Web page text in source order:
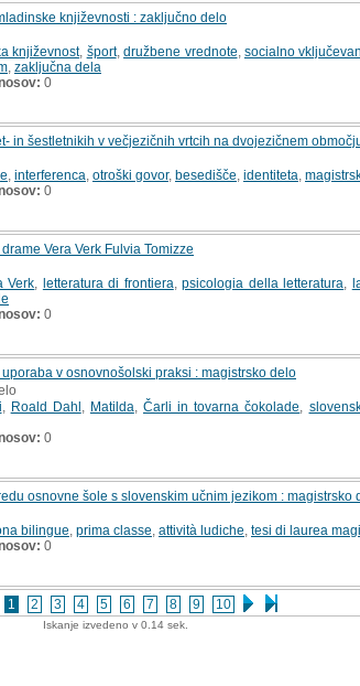
1 2 3 4 5 6 7 8 9 10
književnosti : zaključno delo
književnost, šport,družbene vrednote socialno
zaključna dela
0
in šestletnikih v večjezičnih vrtcih na dvojezičnem
interferenca otroški govor, besedišče identiteta
0
Vera Verk Fulvia Tomizze
Verk letteratura di frontiera ,psicologia della letteratura
0
v osnovnošolski praksi : magistrsko delo
Roald Dahl Matilda Čarli in tovarna čokolade
0
osnovne šole s slovenskim učnim jezikom : magistrsko
bilingue prima classe attività ludiche tesi di laurea
0
Iskanje izvedeno v 0.14 sek.